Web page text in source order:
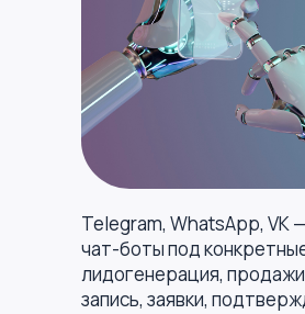
Telegram, WhatsApp, VK
чат-боты под
лидогенерация,
запись, заявки,